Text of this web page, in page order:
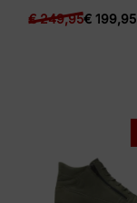
€249,95€ 199,95